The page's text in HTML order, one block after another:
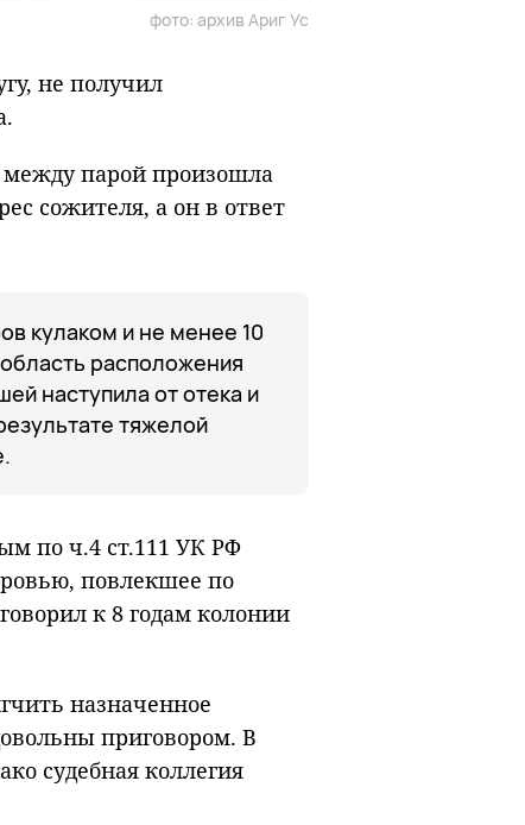
фото: архив Ариг Ус
не получил
между парой произошла
сожителя, а он в ответ
кулаком и не менее 10
расположения
наступила от отека и
тяжелой
по ч.4 ст.111 УК РФ
повлекшее по
к 8 годам колонии
назначенное
приговором. В
судебная коллегия